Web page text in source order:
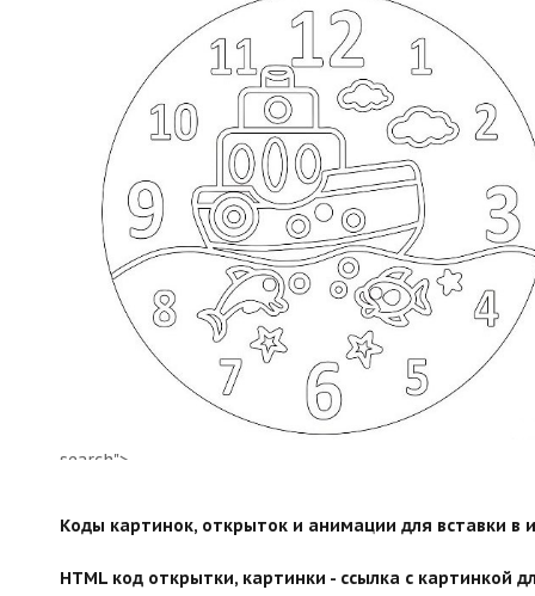
search">
Коды картинок, открыток и анимации для вставки в
HTML код открытки, картинки - ссылка с картинкой